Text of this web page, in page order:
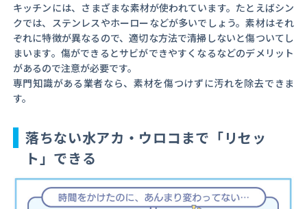
キッチンには、さまざまな素材が使われています。たとえばシン
クでは、ステンレスやホーローなどが多いでしょう。素材はそれ
ぞれに特徴が異なるので、適切な方法で清掃しないと傷ついてし
まいます。傷ができるとサビができやすくなるなどのデメリット
があるので注意が必要です。
専門知識がある業者なら、素材を傷つけずに汚れを除去できま
す。
落ちない水アカ・ウロコまで「リセッ
ト」できる